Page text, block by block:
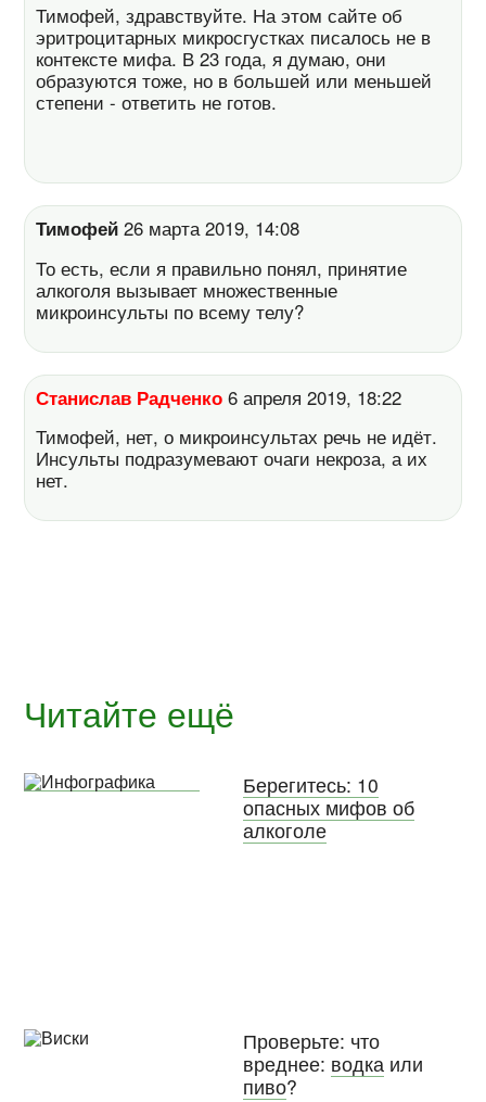
Тимофей, здравствуйте. На этом сайте об
эритроцитарных микросгустках писалось не в
контексте мифа. В 23 года, я думаю, они
образуются тоже, но в большей или меньшей
степени - ответить не готов.
Тимофей 26 марта 2019, 14:08
То есть, если я правильно понял, принятие
алкоголя вызывает множественные
микроинсульты по всему телу?
Станислав Радченко 6 апреля 2019, 18:22
Тимофей, нет, о микроинсультах речь не идёт.
Инсульты подразумевают очаги некроза, а их
нет.
Читайте ещё
Берегитесь: 10
опасных мифов об
алкоголе
Проверьте: что
вреднее: водкаили
пиво?